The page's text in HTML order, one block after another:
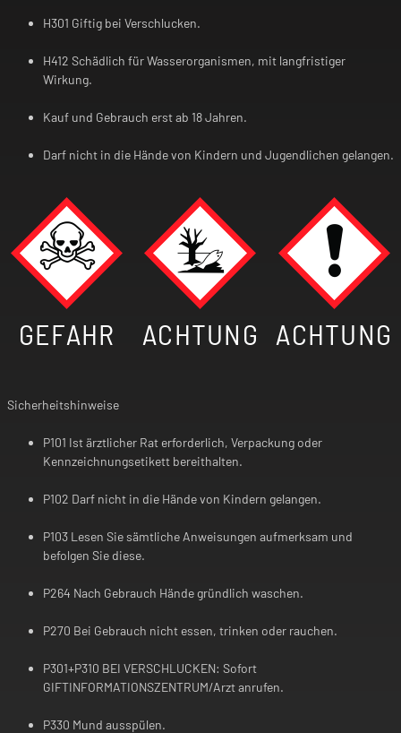
H301 Giftig bei Verschlucken.
H412 Schädlich für Wasserorganismen, mit langfristiger
Wirkung.
Kauf und Gebrauch erst ab 18 Jahren.
Darf nicht in die Hände von Kindern und Jugendlichen gelangen.
GEFAHR ACHTUNG ACHTUNG
Sicherheitshinweise
P101 Ist ärztlicher Rat erforderlich, Verpackung oder
Kennzeichnungsetikett bereithalten.
P102 Darf nicht in die Hände von Kindern gelangen.
P103 Lesen Sie sämtliche Anweisungen aufmerksam und
befolgen Sie diese.
P264 Nach Gebrauch Hände gründlich waschen.
P270 Bei Gebrauch nicht essen, trinken oder rauchen.
P301+P310 BEI VERSCHLUCKEN: Sofort
GIFTINFORMATIONSZENTRUM/Arzt anrufen.
P330 Mund ausspülen.